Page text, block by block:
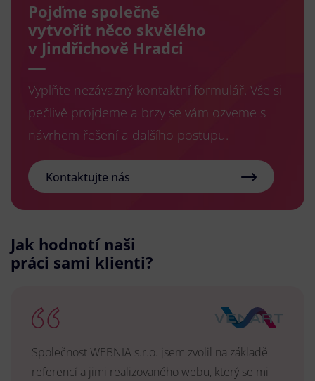
Pojďme společně
vytvořit něco skvělého
v Jindřichově Hradci
Vyplňte nezávazný kontaktní formulář. Vše si
pečlivě projdeme a brzy se vám ozveme s
návrhem řešení a dalšího postupu.
Kontaktujte nás
Jak hodnotí naši
práci sami klienti?
Společnost WEBNIA s.r.o. jsem zvolil na základě
referencí a jimi realizovaného webu, který se mi